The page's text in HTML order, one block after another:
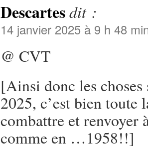
Descartesdit :
14 janvier 2025 à 9 h 48
@ CVT
[Ainsi donc les
2025, c’est bien toute
combattre et renvoyer
comme en …1958!!]